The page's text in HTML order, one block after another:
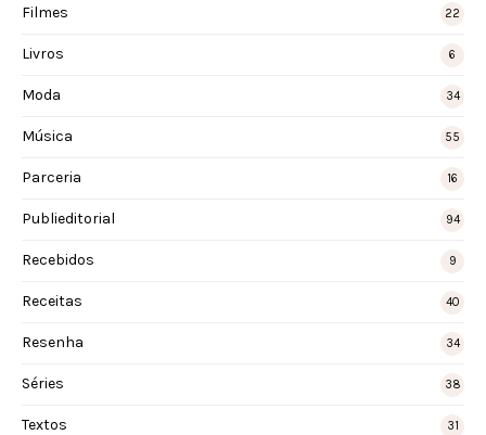
Filmes 22
Livros 6
Moda 34
Música 55
Parceria 16
Publieditorial 94
Recebidos 9
Receitas 40
Resenha 34
Séries 38
Textos 31